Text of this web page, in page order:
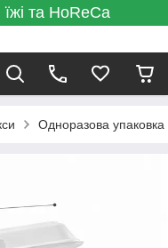
та HoReCa
Одноразова